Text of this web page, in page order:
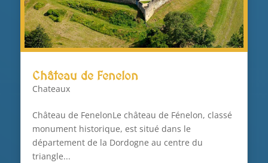
Château de Fenelon
Chateaux
Château de FenelonLe château de Fénelon, classé
monument historique, est situé dans le
département de la Dordogne au centre du
triangle...